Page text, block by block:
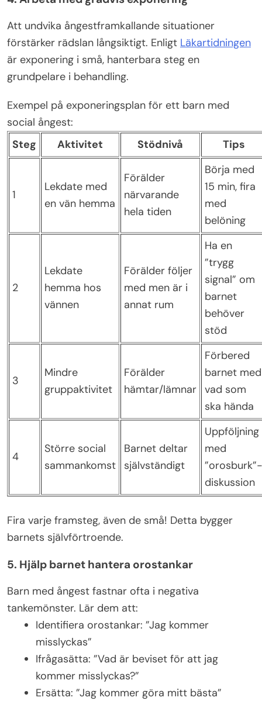
Att undvika ångestframkallande situationer
förstärker rädslan långsiktigt. Enligt Läkartidningen
är exponering i små, hanterbara steg en
grundpelare i behandling.
Exempel på exponeringsplan för ett barn med
social ångest:
Steg
Aktivitet Stödnivå Tips
1
Lekdate med
en vän hemma
Förälder
närvarande
hela tiden
Börja med
15 min, fira
med
belöning
2
Lekdate
hemma hos
vännen
Förälder följer
med men är i
annat rum
Ha en
”trygg
signal” om
barnet
behöver
stöd
3
Mindre
gruppaktivitet
Förälder
hämtar/lämnar
Förbered
barnet med
vad som
ska hända
4
Större social
sammankomst
Barnet deltar
självständigt
Uppföljning
med
”orosburk”-
diskussion
Fira varje framsteg, även de små! Detta bygger
barnets självförtroende.
5. Hjälp barnet hantera orostankar
Barn med ångest fastnar ofta i negativa
tankemönster. Lär dem att:
Identifiera orostankar: ”Jag kommer
misslyckas”
Ifrågasätta: ”Vad är beviset för att jag
kommer misslyckas?”
Ersätta: ”Jag kommer göra mitt bästa”